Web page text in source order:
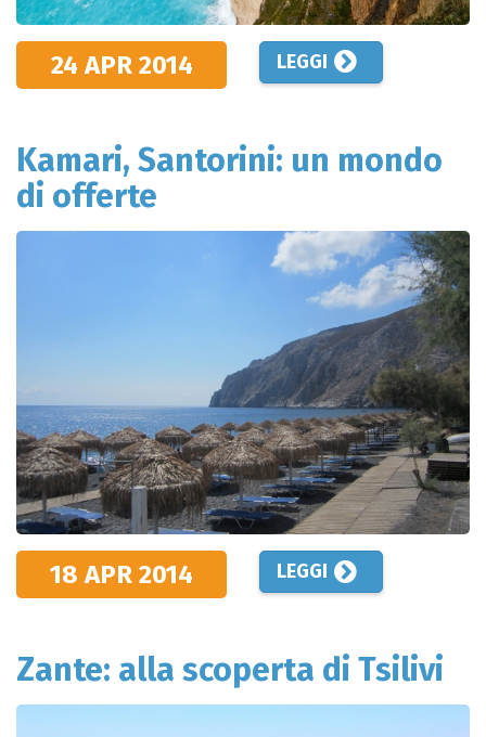
24 APR 2014 LEGGI
Kamari, Santorini: un mondo
di offerte
18 APR 2014 LEGGI
Zante: alla scoperta di Tsilivi